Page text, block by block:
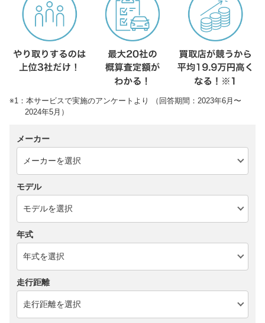
※1：本サービスで実施のアンケートより （回答期間：2023年6月〜
2024年5月）
メーカー
モデル
年式
走行距離